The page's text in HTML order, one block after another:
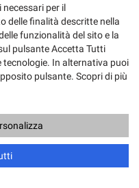
KW/150 CV
Manuale (6)
Km
Airbag testa,
centralizzata senza chiave,
Control, ESP, Fari bi-Xeno,
assistita, Hill holder,
Isofix, Limitatore di
Regolazione elettrica sedili,
per il
delle finalità descritte nella
funzionalità del sito e la
pulsante Accetta Tutti
In alternativa puoi
pulsante. Scopri di più